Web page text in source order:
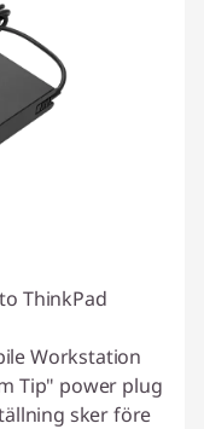
ThinkPad
Workstation
Tip" power plug
sker före